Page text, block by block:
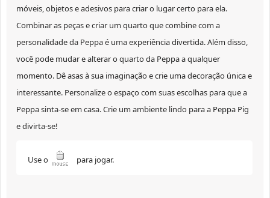
móveis, objetos e adesivos para criar o lugar certo para ela.
Combinar as peças e criar um quarto que combine com a
personalidade da Peppa é uma experiência divertida. Além disso,
você pode mudar e alterar o quarto da Peppa a qualquer
momento. Dê asas à sua imaginação e crie uma decoração única e
interessante. Personalize o espaço com suas escolhas para que a
Peppa sinta-se em casa. Crie um ambiente lindo para a Peppa Pig
e divirta-se!
Use o para jogar.